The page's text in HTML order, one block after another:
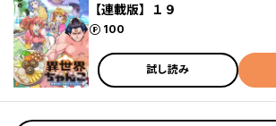
【連載版】１９
100
ポイント
試し読み